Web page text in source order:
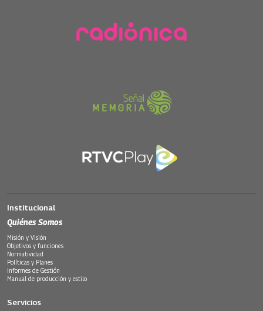
Institucional
Quiénes Somos
Misión y Visión
Objetivos y funciones
Normatividad
Políticas y Planes
Informes de Gestión
Manual de producción y estilo
Servicios